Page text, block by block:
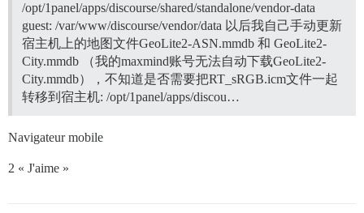
/opt/1panel/apps/discourse/shared/standalone/vendor-data
guest: /var/www/discourse/vendor/data 以后我自己手动更新
宿主机上的地图文件GeoLite2-ASN.mmdb 和 GeoLite2-
City.mmdb （我的maxmind账号无法自动下载GeoLite2-
City.mmdb），不知道是否需要把RT_sRGB.icm文件一起
转移到宿主机: /opt/1panel/apps/discou…
Navigateur mobile
2 « J'aime »